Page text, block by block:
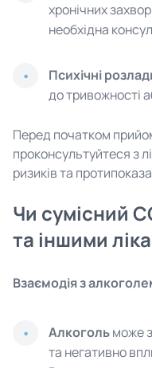
хронічних
необхідна
Психічні
до тривожності
Перед початком
проконсультуйтеся з
ризиків та
Чи сумісний
та іншими
Взаємодія з
Алкогольможе
та негативно